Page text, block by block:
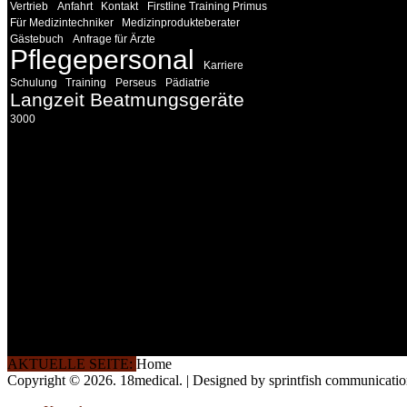
Vertrieb
Anfahrt Kontakt
Firstline Training Primus
Für Medizintechniker
Medizinprodukteberater
Gästebuch
Anfrage für Ärzte
Pflegepersonal
Karriere
Schulung
Training Perseus Pädiatrie
Langzeit Beatmungsgeräte
3000
AKTUELLE SEITE: Home
Copyright © 2026. 18medical. | Designed by sprintfish